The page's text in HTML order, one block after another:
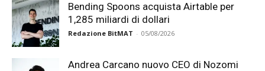
Bending Spoons acquista Airtable per
1,285 miliardi di dollari
Redazione BitMAT - 05/08/2026
Andrea Carcano nuovo CEO di Nozomi